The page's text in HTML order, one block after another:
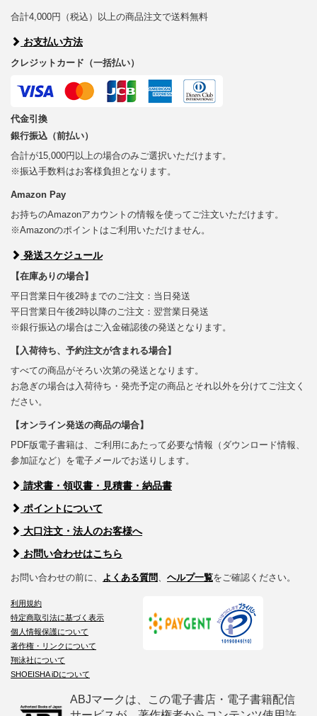
合計4,000円（税込）以上の商品注文で送料無料
お支払い方法
クレジットカード（一括払い）
代金引換
銀行振込（前払い）
合計が15,000円以上の場合のみご選択いただけます。
※振込手数料はお客様負担となります。
Amazon Pay
お持ちのAmazonアカウントの情報を使ってご注文いただけます。
※Amazonのポイントはご利用いただけません。
発送スケジュール
【在庫ありの場合】
平日営業日午後2時までのご注文：当日発送
平日営業日午後2時以降のご注文：翌営業日発送
※銀行振込の場合はご入金確認後の発送となります。
【入荷待ち、予約注文が含まれる場合】
すべての商品がそろい次第の発送となります。
お急ぎの場合は入荷待ち・発売予定の商品とそれ以外を分けてご注文く
ださい。
【オンライン発送の商品の場合】
PDF版電子書籍は、ご利用にあたって必要な情報（ダウンロード情報、
参加証など）を電子メールでお送りします。
請求書・領収書・見積書・納品書
ポイントについて
大口注文・法人のお客様へ
お問い合わせはこちら
お問い合わせの前に、 よくある質問、 ヘルプ一覧をご確認ください。
利用規約
特定商取引法に基づく表示
個人情報保護について
著作権・リンクについて
翔泳社について
SHOEISHA iDについて
ABJマークは、この電子書店・電子書籍配信